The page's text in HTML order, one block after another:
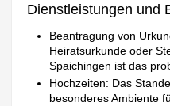
Dienstleistungen und
Beantragung von
Heiratsurkunde oder
Spaichingen ist das
Hochzeiten: Das
besonderes Ambiente